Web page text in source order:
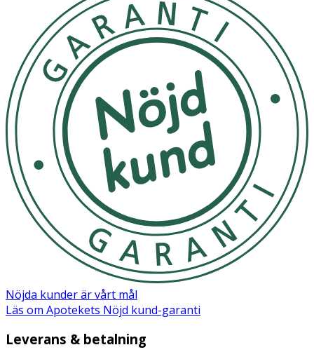
Aqua/Water/Eau, Caprylyl/Capryl Glucoside, Peg-150
Distearate, Peg-6 Caprylic/ Capric Glycerides, Peg-15
Cocopolyamine, Sodium Lauroyl Oat Amino Acids, Lactic
Acid, Sodium Citrate, Caprylyl Glycol, Quaternium-80,
Propylene Glycol, Mannitol, Xylitol, Rhamnose,
Phenoxyethanol, Tetrasodium Edta, Ethylhexylglycerin,
Fructooligosaccharides, Sodium Hydroxide, Fragrance
(Parfum). [Nd 003]
Nöjda kunder är vårt mål
Läs om Apotekets Nöjd kund-garanti
Leverans & betalning